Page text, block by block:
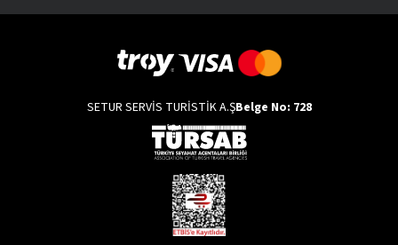
SETUR SERVİS TURİSTİK A.ŞBelge No: 728